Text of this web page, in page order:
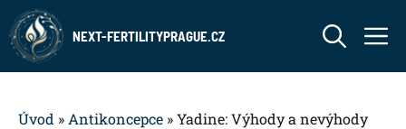
Přeskočit
na
obsah
NEXT-FERTILITYPRAGUE.CZ
Úvod » Antikoncepce »Yadine: Výhody a nevýhody